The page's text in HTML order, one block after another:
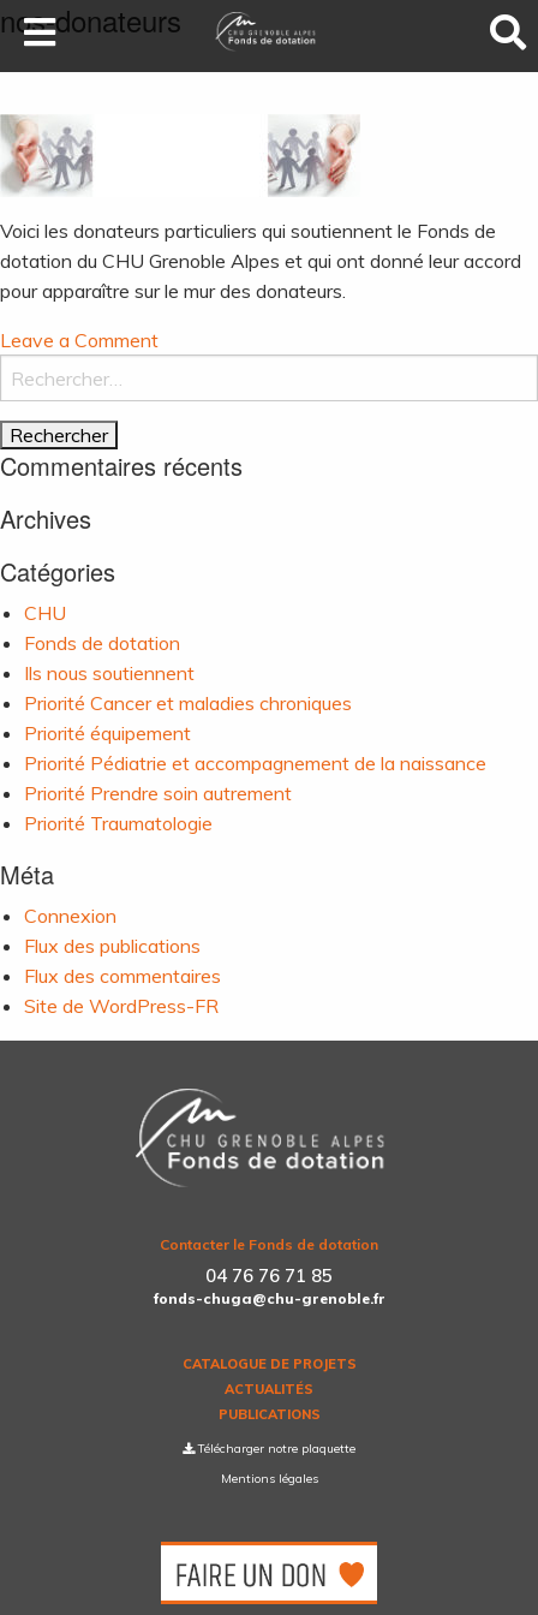
DEVENEZ MÉCÈNES
NOS PROJETS
ILS NOUS SOUTIENNENT
FAIRE UN DON
nos-donateurs
Voici les donateurs particuliers qui soutiennent le Fonds de
dotation du CHU Grenoble Alpes et qui ont donné leur accord
pour apparaître sur le mur des donateurs.
Leave a Commenton
donateurs
Rechercher :
Commentaires récents
Archives
Catégories
CHU
Fonds de dotation
Ils nous soutiennent
Priorité Cancer et maladies chroniques
Priorité équipement
Priorité Pédiatrie et accompagnement de la naissance
Priorité Prendre soin autrement
Priorité Traumatologie
Méta
Connexion
Flux des publications
Flux des commentaires
Site de WordPress-FR
Contacter le Fonds de dotation
04 76 76 71 85
fonds-chuga@chu-grenoble.fr
CATALOGUE DE PROJETS
ACTUALITÉS
PUBLICATIONS
Télécharger notre plaquette
Mentions légales